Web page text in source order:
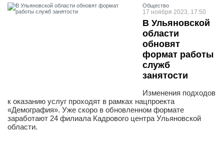
Общество
17 ноября 2023, 17:50
В Ульяновской
области
обновят
формат работы
служб
занятости
Изменения подходов
к оказанию услуг проходят в рамках нацпроекта
«Демография». Уже скоро в обновленном формате
заработают 24 филиала Кадрового центра Ульяновской
области.